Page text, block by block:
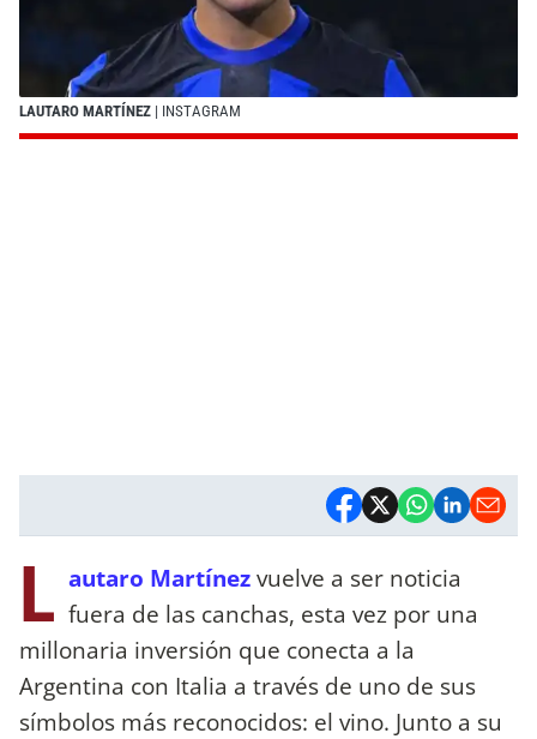
LAUTARO MARTÍNEZ | INSTAGRAM
L autaro Martínezvuelve a ser noticia
fuera de las canchas, esta vez por una
millonaria inversión que conecta a la
Argentina con Italia a través de uno de sus
símbolos más reconocidos: el vino. Junto a su